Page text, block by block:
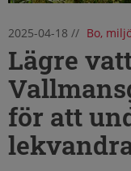
2025-04-18 // Bo,
Lägre
för att